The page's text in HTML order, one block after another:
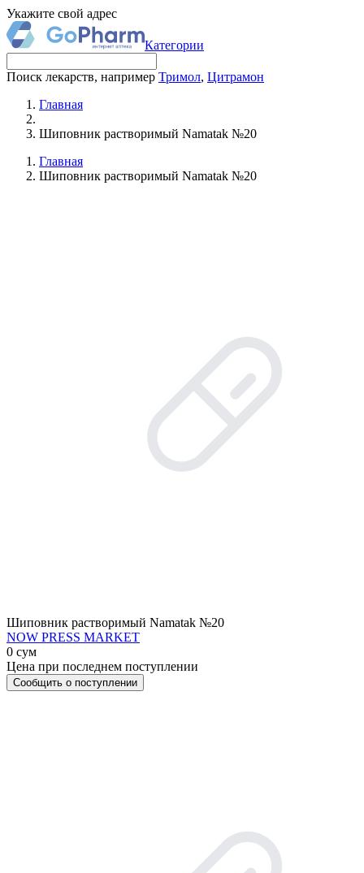
Укажите свой адрес
Категории
Поиск лекарств, например Тримол, Цитрамон
Главная
Шиповник растворимый Namatak №20
Главная
Шиповник растворимый Namatak №20
Шиповник растворимый Namatak №20
NOW PRESS MARKET
0 сум
Цена при последнем поступлении
Сообщить о поступлении